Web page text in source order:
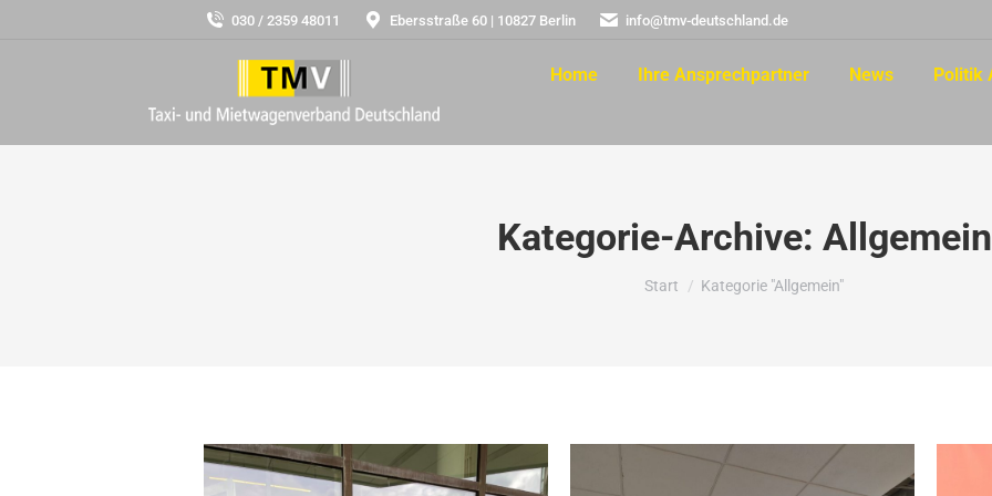
030 / 2359 48011 Ebersstraße 60 | 10827 Berlin info@tmv-deutschland.de
Home Ihre Ansprechpartner News Politik
Kategorie-Archive: Allgemein
Sie befinden sich hier:
Start Kategorie "Allgemein"